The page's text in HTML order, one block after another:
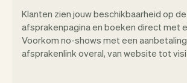
Klanten zien jouw beschikbaarheid op de
afsprakenpagina en boeken direct met
Voorkom no-shows met een
afsprakenlink overal, van website tot
Wij willen dat jij je kunt
talent. Vev zorgt voor alle